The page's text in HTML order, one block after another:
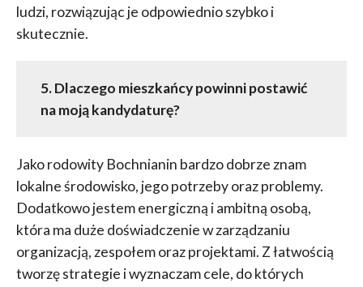
ludzi, rozwiązując je odpowiednio szybko i
skutecznie.
5. Dlaczego mieszkańcy powinni postawić
na moją kandydaturę?
Jako rodowity Bochnianin bardzo dobrze znam
lokalne środowisko, jego potrzeby oraz problemy.
Dodatkowo jestem energiczną i ambitną osobą,
która ma duże doświadczenie w zarządzaniu
organizacją, zespołem oraz projektami. Z łatwością
tworzę strategie i wyznaczam cele, do których